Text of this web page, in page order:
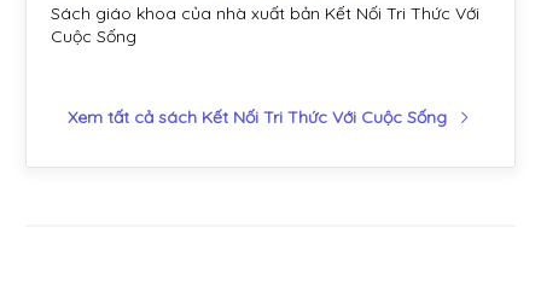
Sách giáo khoa của nhà xuất bản Kết Nối Tri Thức Với
Cuộc Sống
Xem tất cả sách Kết Nối Tri Thức Với Cuộc Sống